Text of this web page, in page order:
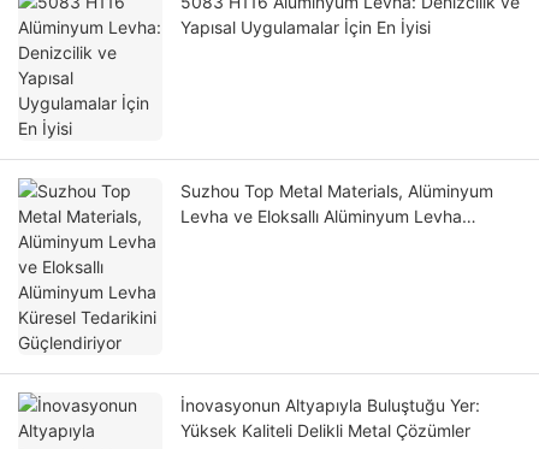
Yapısal Uygulamalar İçin En İyisi
Suzhou Top Metal Materials, Alüminyum
Levha ve Eloksallı Alüminyum Levha
İnovasyonun Altyapıyla Buluştuğu Yer:
Yüksek Kaliteli Delikli Metal Çözümler